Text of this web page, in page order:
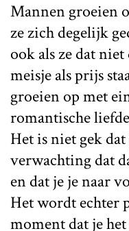
Mannen groeien
ze zich degelijk
ook als ze dat
meisje als prijs
groeien op met
romantische
Het is niet gek
verwachting dat
en dat je je naar
Het wordt echter
moment dat je